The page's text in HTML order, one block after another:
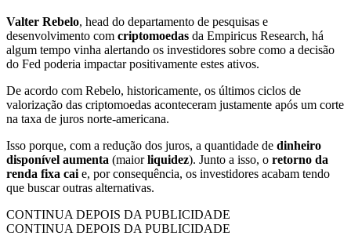
Valter Rebelo, head do departamento de pesquisas e
desenvolvimento com criptomoedas da Empiricus Research, há
algum tempo vinha alertando os investidores sobre como a decisão
do Fed poderia impactar positivamente estes ativos.
De acordo com Rebelo, historicamente, os últimos ciclos de
valorização das criptomoedas aconteceram justamente após um corte
na taxa de juros norte-americana.
Isso porque, com a redução dos juros, a quantidade de dinheiro
disponível aumenta (maiorliquidez). Junto a isso, o retorno da
renda fixa cai e, por consequência, os investidores acabam tendo
que buscar outras alternativas.
CONTINUA DEPOIS DA PUBLICIDADE
CONTINUA DEPOIS DA PUBLICIDADE